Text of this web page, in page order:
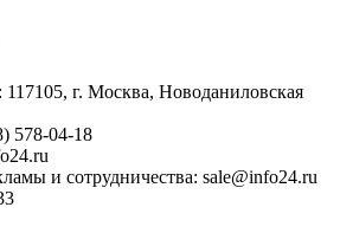
г. Москва, Новоданиловская
578-04-18
и сотрудничества: sale@info24.ru